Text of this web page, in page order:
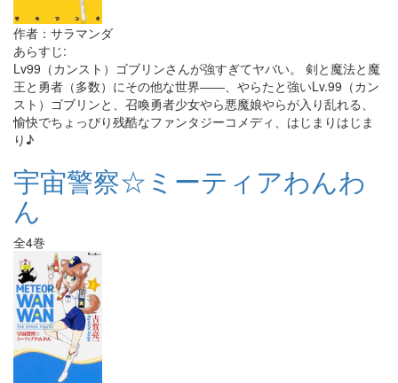
作者：サラマンダ
あらすじ:
Lv99（カンスト）ゴブリンさんが強すぎてヤバい。 剣と魔法と魔
王と勇者（多数）にその他な世界――、やらたと強いLv.99（カン
スト）ゴブリンと、召喚勇者少女やら悪魔娘やらが入り乱れる、
愉快でちょっぴり残酷なファンタジーコメディ、はじまりはじま
り♪
宇宙警察☆ミーティアわんわ
ん
全4巻